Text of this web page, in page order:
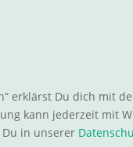
erklärst Du dich mit
kann jederzeit mit
in unserer